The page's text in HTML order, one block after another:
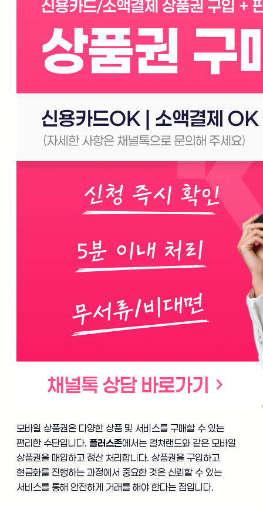
모바일 상품권은 다양한 상품 및 서비스를 구매할 수 있는
편리한 수단입니다. 플러스존에서는 컬쳐랜드와 같은 모바일
상품권을 매입하고 정산 처리합니다. 상품권을 구입하고
현금화를 진행하는 과정에서 중요한 것은 신뢰할 수 있는
서비스를 통해 안전하게 거래를 해야 한다는 점입니다.